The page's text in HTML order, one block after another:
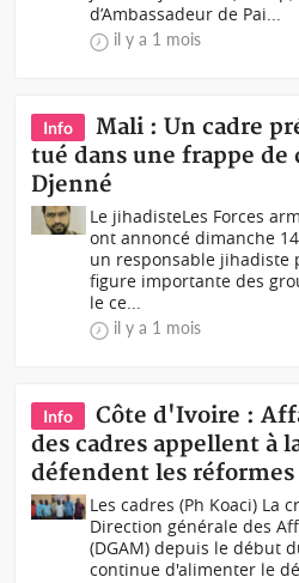
d’Ambassadeur de Pai...
il y a 1 mois
Info
Mali : Un cadre
tué dans une frappe de
Djenné
Le jihadisteLes Forces
ont annoncé dimanche
un responsable jihadiste
figure importante des
le ce...
il y a 1 mois
Info
Côte d'Ivoire :
des cadres appellent à
défendent les réformes
Les cadres (Ph Koaci) La
Direction générale des
(DGAM) depuis le début
continue d'alimenter le